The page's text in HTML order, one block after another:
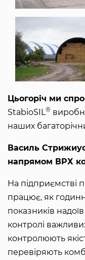
Цьогоріч ми
StabioSIL ®
наших
Василь
напрямом ВРХ
На підприємстві
працює, як
показників
контролі
контролюють
перевіряють